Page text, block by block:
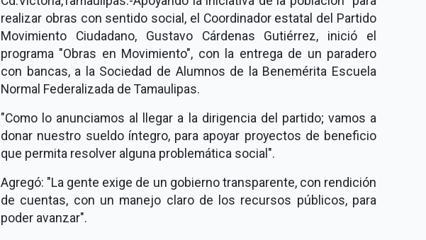
realizar obras con sentido social, el Coordinador estatal del Partido
Movimiento Ciudadano, Gustavo Cárdenas Gutiérrez, inició el
programa "Obras en Movimiento", con la entrega de un paradero
con bancas, a la Sociedad de Alumnos de la Benemérita Escuela
Normal Federalizada de Tamaulipas.
"Como lo anunciamos al llegar a la dirigencia del partido; vamos a
donar nuestro sueldo íntegro, para apoyar proyectos de beneficio
que permita resolver alguna problemática social".
Agregó: "La gente exige de un gobierno transparente, con rendición
de cuentas, con un manejo claro de los recursos públicos, para
poder avanzar".